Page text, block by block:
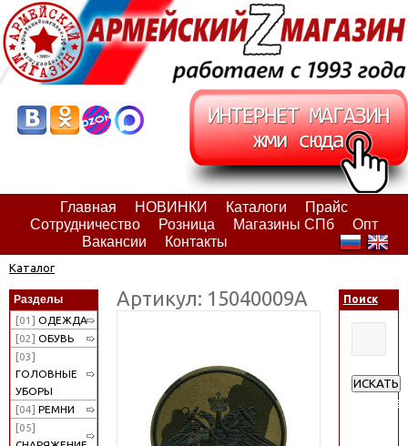
Главная НОВИНКИ Каталоги
Прайс
Сотрудничество
Розница Магазины СПб
Опт
Вакансии
Контакты
Каталог
Разделы
[01] ОДЕЖДА
[02] ОБУВЬ
[03]
ГОЛОВНЫЕ
УБОРЫ
[04] РЕМНИ
[05]
Артикул: 15040009А Поиск
ИСКАТЬ